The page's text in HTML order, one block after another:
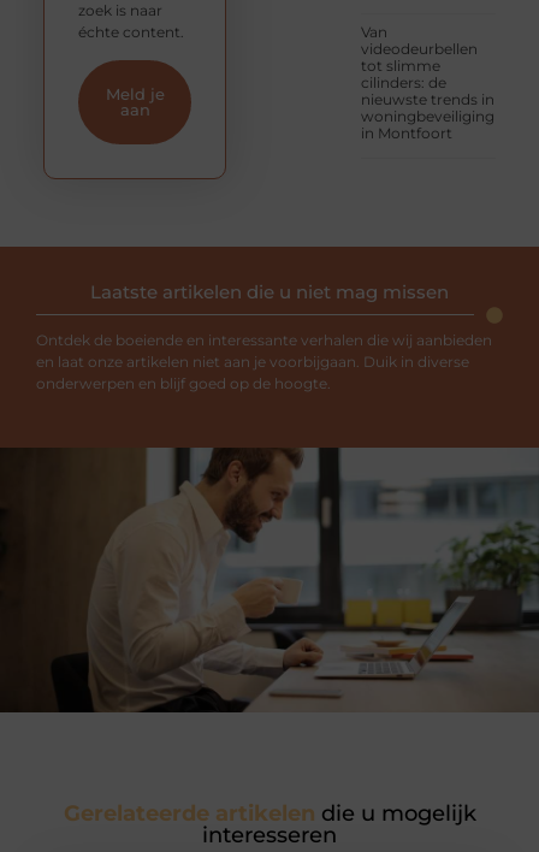
Van
videodeurbellen
tot slimme
cilinders: de
nieuwste trends in
woningbeveiliging
in Montfoort
zoek is naar
échte content.
Meld je
aan
Laatste artikelen die u niet mag missen
Ontdek de boeiende en interessante verhalen die wij aanbieden
en laat onze artikelen niet aan je voorbijgaan. Duik in diverse
onderwerpen en blijf goed op de hoogte.
Gerelateerde artikelen die u mogelijk
interesseren